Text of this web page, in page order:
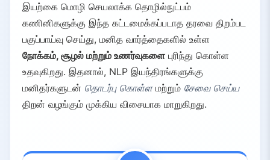
5.2.
தோன்றும் போக்குகள்
முடிவு
இயற்கை மொழி செயலாக்க தொழில்நுட்பம்
கணினிகளுக்கு இந்த கட்டமைக்கப்படாத தரவை திறம்பட
பகுப்பாய்வு செய்து, மனித வார்த்தைகளில் உள்ள
நோக்கம், சூழல் மற்றும் உணர்வுகளை புரிந்து கொள்ள
உதவுகிறது. இதனால், NLP இயந்திரங்களுக்கு
மனிதர்களுடன் தொடர்பு கொள்ளமற்றும் சேவை செய்ய
திறன் வழங்கும் முக்கிய விசையாக மாறுகிறது.